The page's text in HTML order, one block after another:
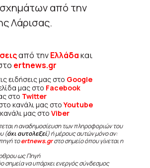
από την
Λάρισας.
από τηνΕλλάδακαι
ertnews.gr
ειδήσεις μας στο Google
μας στο Facebook
στο Twitter
κανάλι μας στοYoutube
μας στο Viber
η αναδημοσίευση των πληροφοριών του
(όχι αυτολεξεί) ή μέρους αυτών μόνο αν:
τοertnews.grστο σημείο όπου γίνεται η
ως Πηγή
σημεία να υπάρχει ενεργός σύνδεσμος